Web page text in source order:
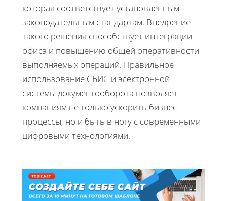
которая соответствует установленным
законодательным стандартам. Внедрение
такого решения способствует интеграции
офиса и повышению общей оперативности
выполняемых операций. Правильное
использование СБИС и электронной
системы документооборота позволяет
компаниям не только ускорить бизнес-
процессы, но и быть в ногу с современными
цифровыми технологиями.